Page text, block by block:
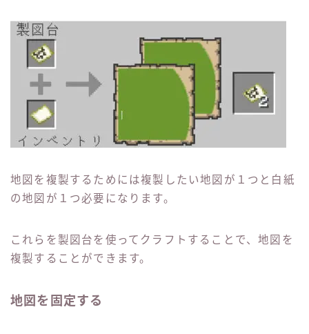
地図を複製するためには複製したい地図が１つと白紙
の地図が１つ必要になります。
これらを製図台を使ってクラフトすることで、地図を
複製することができます。
地図を固定する